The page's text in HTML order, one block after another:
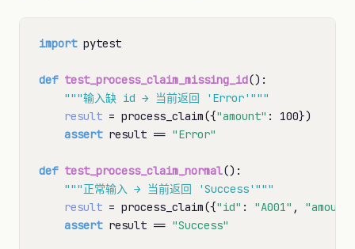
import pytest
def test_process_claim_missing_id():
"""输入缺 id → 当前返回 'Error'"""
result = process_claim({"amount" : 100})
assert result == "Error"
def test_process_claim_normal():
"""正常输入 → 当前返回 'Success'"""
result = process_claim({"id" : "A001" , "amount"
assert result == "Success"